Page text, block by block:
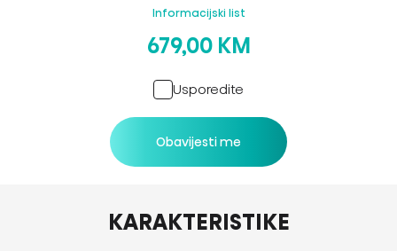
Informacijski list
679,00 KM
Usporedite
Obavijesti me
KARAKTERISTIKE